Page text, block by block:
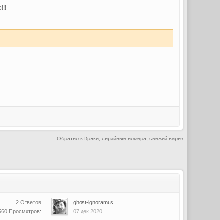
Обратно в Кряки, серийные номера, свежий варез
2 Ответов
Просмотров:
ghost-ignoramus
07 дек 2020